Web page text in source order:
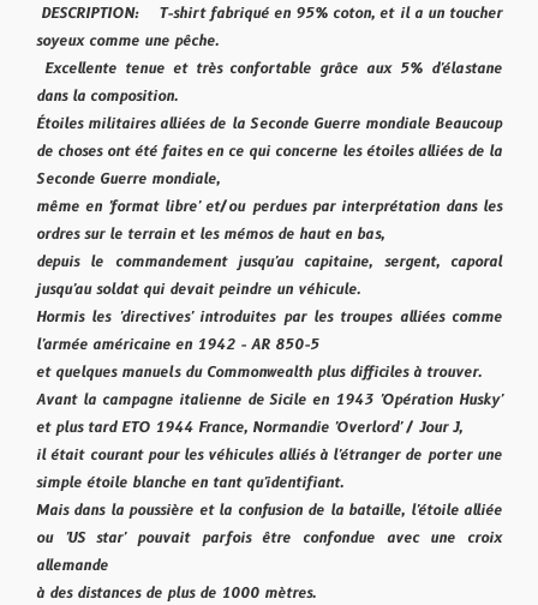
DESCRIPTION: T-shirt fabriqué en 95% coton, et il a un toucher
soyeux comme une pêche.
Excellente tenue et très confortable grâce aux 5% d'élastane
dans la composition.
Étoiles militaires alliées de la Seconde Guerre mondiale Beaucoup
de choses ont été faites en ce qui concerne les étoiles alliées de la
Seconde Guerre mondiale,
même en 'format libre' et/ou perdues par interprétation dans les
ordres sur le terrain et les mémos de haut en bas,
depuis le commandement jusqu'au capitaine, sergent, caporal
jusqu'au soldat qui devait peindre un véhicule.
Hormis les 'directives' introduites par les troupes alliées comme
l'armée américaine en 1942 - AR 850-5
et quelques manuels du Commonwealth plus difficiles à trouver.
Avant la campagne italienne de Sicile en 1943 'Opération Husky'
et plus tard ETO 1944 France, Normandie 'Overlord' / Jour J,
il était courant pour les véhicules alliés à l'étranger de porter une
simple étoile blanche en tant qu'identifiant.
Mais dans la poussière et la confusion de la bataille, l'étoile alliée
ou 'US star' pouvait parfois être confondue avec une croix
allemande
à des distances de plus de 1000 mètres.